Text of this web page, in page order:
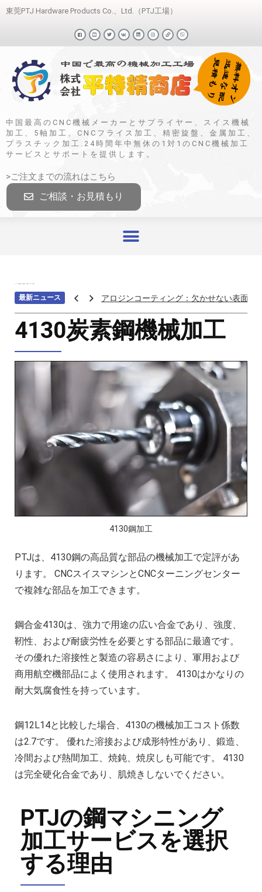
東莞PTJ Hardware Products Co.、Ltd.（PTJ工場）
中国最高のCNC機械メーカーとサプライヤー、スイス機械
加工、5軸加工、CNCフライス加工、精密旋盤、金属加工、
プラスチック加工.24時間年中無休の1対1のCNC機械加工
サービスとサポートを提供します。
>ご注文までの流れはこちら
ご相談・お見積もり
最新ニュース
アロジンコーティング：欠かせない表面処
アームス ブロンズ
紫外線 塗料
ステンレス鋼の切削における加工硬化を防
へら 絞り 加工 と は
チタン鋳造とは: プロセス、用途、温度、価
プロトタイプ射出成形: 究極のガイド
LEDライト部品 ダイカストサービス
カスタムメカニカルキーボードはなぜ人気
CNC加工サービスによるCCTV機器アクセ
カスタムバイクのパーツを近くで入手する
CNC加工が精密部品業界を変える
複雑な部品の精密加工時の注意点
2022年 中国におけるCNC工作機械の開発動
アルミニウム高速加工ガイドの決定版
CNC加工用工具と送り装置の選び方
2025年における日本の機械加工業界への影
4130炭素鋼機械加工
4130鋼加工
PTJは、4130鋼の高品質な部品の機械加工で定評があ
ります。 CNCスイスマシンとCNCターニングセンター
で複雑な部品を加工できます。
鋼合金4130は、強力で用途の広い合金であり、強度、
靭性、および耐疲労性を必要とする部品に最適です。
その優れた溶接性と製造の容易さにより、軍用および
商用航空機部品によく使用されます。 4130はかなりの
耐大気腐食性を持っています。
鋼12L14と比較した場合、4130の機械加工コスト係数
は2.7です。 優れた溶接および成形特性があり、鍛造、
冷間および熱間加工、焼鈍、焼戻しも可能です。 4130
は完全硬化合金であり、肌焼きしないでください。
PTJの鋼マシニング
加工サービスを選択
する理由